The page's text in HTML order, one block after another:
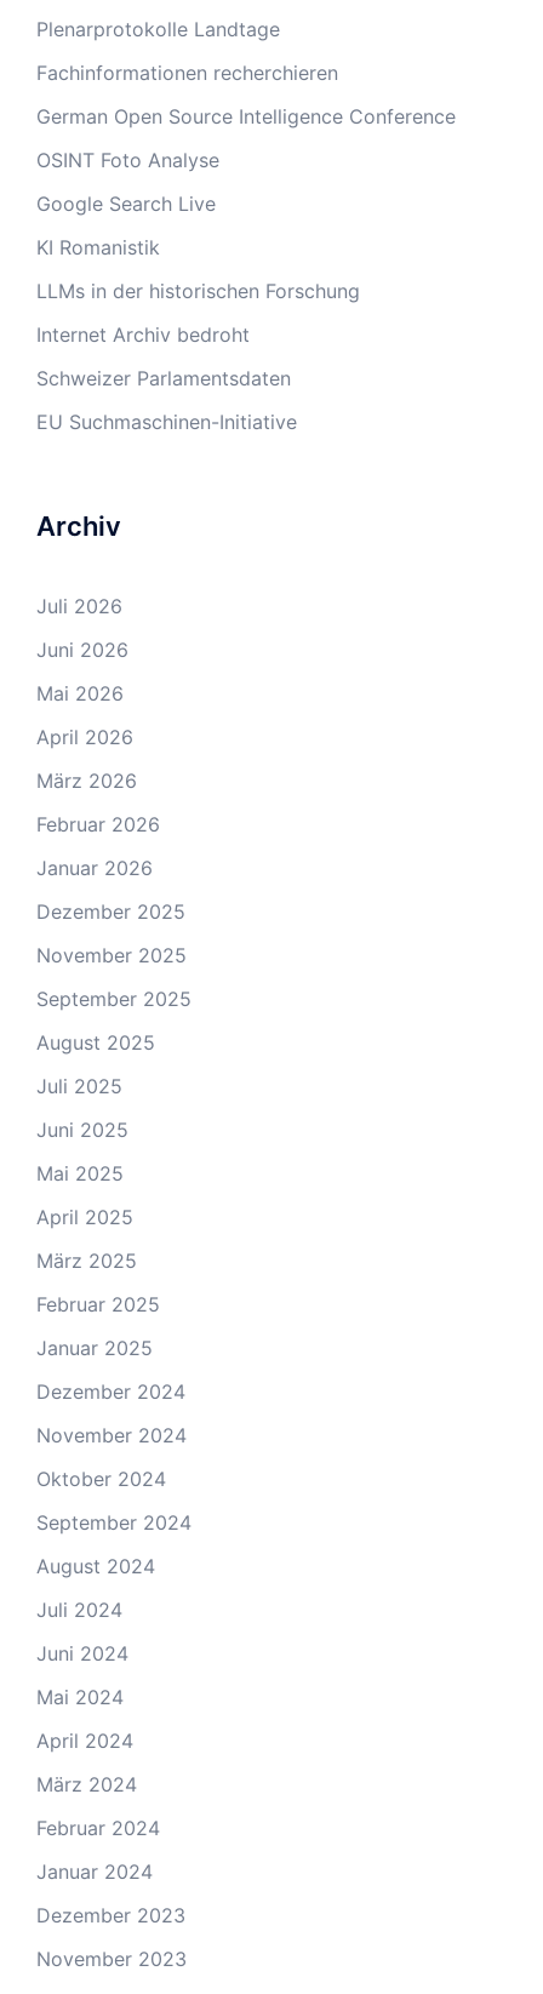
Plenarprotokolle Landtage
Fachinformationen recherchieren
German Open Source Intelligence Conference
OSINT Foto Analyse
Google Search Live
KI Romanistik
LLMs in der historischen Forschung
Internet Archiv bedroht
Schweizer Parlamentsdaten
EU Suchmaschinen-Initiative
Archiv
Juli 2026
Juni 2026
Mai 2026
April 2026
März 2026
Februar 2026
Januar 2026
Dezember 2025
November 2025
September 2025
August 2025
Juli 2025
Juni 2025
Mai 2025
April 2025
März 2025
Februar 2025
Januar 2025
Dezember 2024
November 2024
Oktober 2024
September 2024
August 2024
Juli 2024
Juni 2024
Mai 2024
April 2024
März 2024
Februar 2024
Januar 2024
Dezember 2023
November 2023